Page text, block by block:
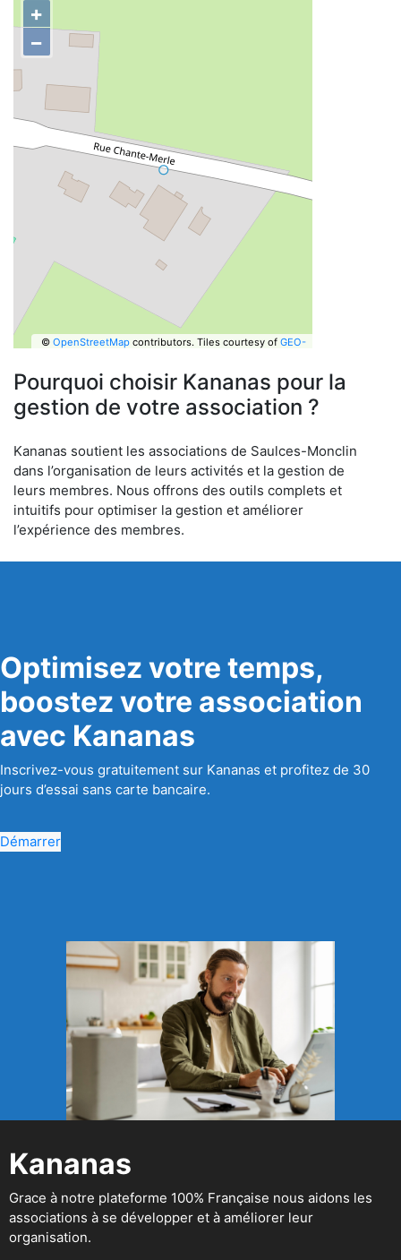
+
−
© OpenStreetMapcontributors. Tiles courtesy of GEO-
Pourquoi choisir Kananas pour la
gestion de votre association ?
Kananas soutient les associations de Saulces-Monclin
dans l’organisation de leurs activités et la gestion de
leurs membres. Nous offrons des outils complets et
intuitifs pour optimiser la gestion et améliorer
l’expérience des membres.
Optimisez votre temps,
boostez votre association
avec Kananas
Inscrivez-vous gratuitement sur Kananas et profitez de 30
jours d’essai sans carte bancaire.
Démarrer
Kananas
Grace à notre plateforme 100% Française nous aidons les
associations à se développer et à améliorer leur
organisation.